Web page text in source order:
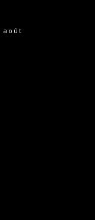
août